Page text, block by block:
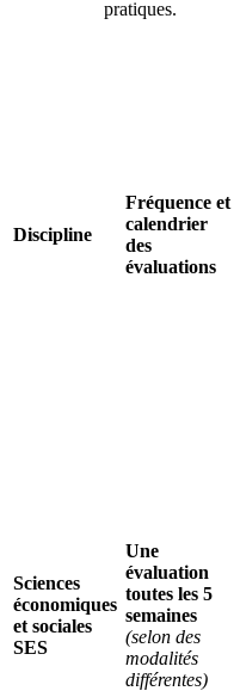
pratiques.
Discipline
Fréquence et
calendrier
des
évaluations
Sciences
économiques
et sociales
SES
Une
évaluation
toutes les 5
semaines
(selon des
modalités
différentes)